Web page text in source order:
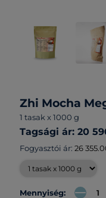
Zhi Mocha
1 tasak x 1000 g
Tagsági ár: 20
Fogyasztói ár: 26
Mennyiség: